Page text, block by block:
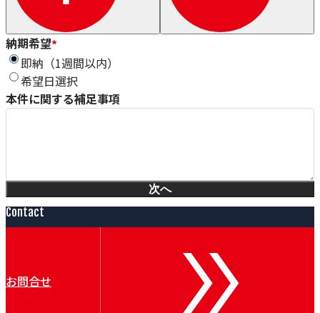
Sjogren
泉ダイス
GECA-TAPES
Witechs
ピュアオンジャパン
Magnetic Technologies
納期希望*
即納（1週間以内）
希望日選択
本件に関する補足事項
次へ
Contact
お問合せ